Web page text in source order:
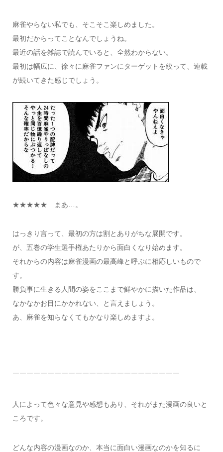
麻雀やらない私でも、そこそこ楽しめました。
最初だからってことなんでしょうね。
最近の話を雑誌で読んでいると、全然わからない。
最初は幅広に、徐々に麻雀ファンにターゲットを絞って、連載
が続いてきた感じでしょう。
★★★★★ まあ…。
はっきり言って、最初の方は割とありがちな展開です。
が、五巻の学生選手権あたりから面白くなり始めます。
それからの内容は麻雀漫画の最高峰と呼ぶに相応しいもので
す。
勝負事に生きる人間の姿をここまで鮮やかに描いた作品は、
なかなかお目にかかれない、と言えましょう。
あ、麻雀を知らなくてもかなり楽しめますよ。
￣￣￣￣￣￣￣￣￣￣￣￣￣￣￣￣￣￣￣￣￣￣￣￣
人によって色々な意見や感想もあり、それがまた漫画の良いと
ころです。
どんな内容の漫画なのか、本当に面白い漫画なのかを知るに